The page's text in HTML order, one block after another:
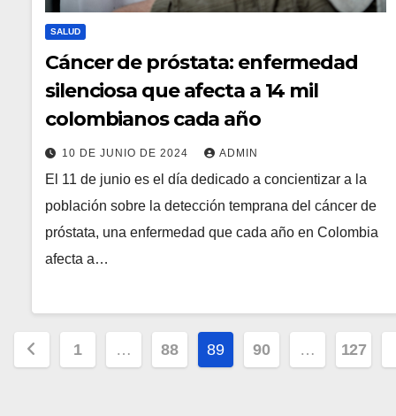
SALUD
Cáncer de próstata: enfermedad
silenciosa que afecta a 14 mil
colombianos cada año
10 DE JUNIO DE 2024 ADMIN
El 11 de junio es el día dedicado a concientizar a la
población sobre la detección temprana del cáncer de
próstata, una enfermedad que cada año en Colombia
afecta a…
Paginación
1 … 88 89 90 … 127